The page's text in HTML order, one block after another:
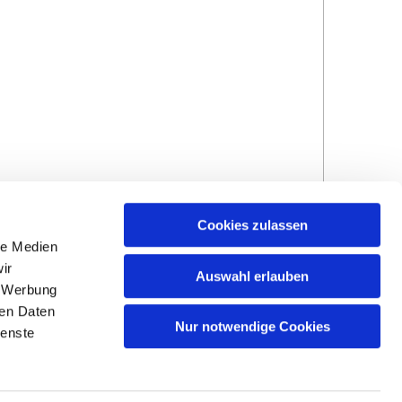
Medien
Daten
Cookies zulassen
Auswahl erlauben
Nur notwendige Cookies
Impressum und